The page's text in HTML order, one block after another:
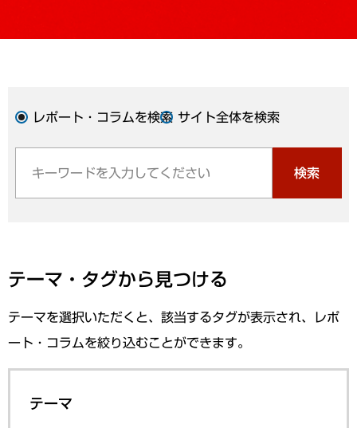
レポート・コラムを検索 サイト全体を検索
検索
テーマ・タグから見つける
テーマを選択いただくと、該当するタグが表示され、レポ
ート・コラムを絞り込むことができます。
テーマ